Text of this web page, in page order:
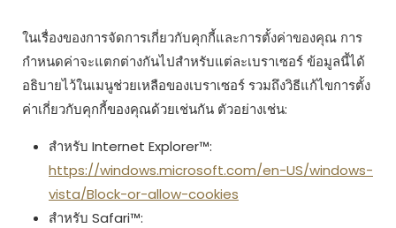
ในเรื่องของการจัดการเกี่ยวกับคุกกี้และการตั้งค่าของคุณ การ
กำหนดค่าจะแตกต่างกันไปสำหรับแต่ละเบราเซอร์ ข้อมูลนี้ได้
อธิบายไว้ในเมนูช่วยเหลือของเบราเซอร์ รวมถึงวิธีแก้ไขการตั้ง
ค่าเกี่ยวกับคุกกี้ของคุณด้วยเช่นกัน ตัวอย่างเช่น:
สำหรับ Internet Explorer™:
https://windows.microsoft.com/en-US/windows-
vista/Block-or-allow-cookies
สำหรับ Safari™: